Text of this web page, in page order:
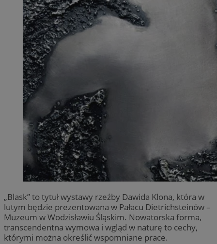
„Blask” to tytuł wystawy rzeźby Dawida Klona, która w
lutym będzie prezentowana w Pałacu Dietrichsteinów –
Muzeum w Wodzisławiu Śląskim. Nowatorska forma,
transcendentna wymowa i wgląd w naturę to cechy,
którymi można określić wspomniane prace.